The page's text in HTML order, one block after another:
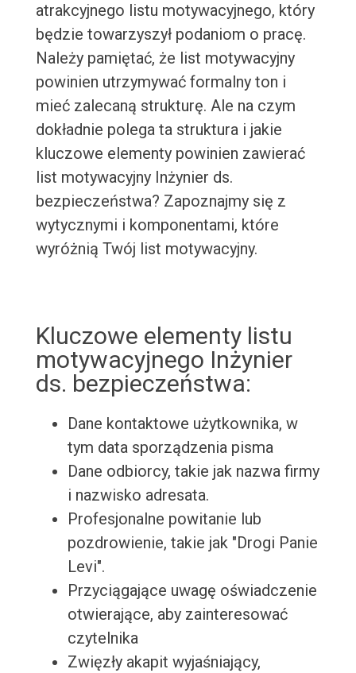
atrakcyjnego listu motywacyjnego, który
będzie towarzyszył podaniom o pracę.
Należy pamiętać, że list motywacyjny
powinien utrzymywać formalny ton i
mieć zalecaną strukturę. Ale na czym
dokładnie polega ta struktura i jakie
kluczowe elementy powinien zawierać
list motywacyjny Inżynier ds.
bezpieczeństwa? Zapoznajmy się z
wytycznymi i komponentami, które
wyróżnią Twój list motywacyjny.
Kluczowe elementy listu
motywacyjnego Inżynier
ds. bezpieczeństwa:
Dane kontaktowe użytkownika, w
tym data sporządzenia pisma
Dane odbiorcy, takie jak nazwa firmy
i nazwisko adresata.
Profesjonalne powitanie lub
pozdrowienie, takie jak "Drogi Panie
Levi".
Przyciągające uwagę oświadczenie
otwierające, aby zainteresować
czytelnika
Zwięzły akapit wyjaśniający,